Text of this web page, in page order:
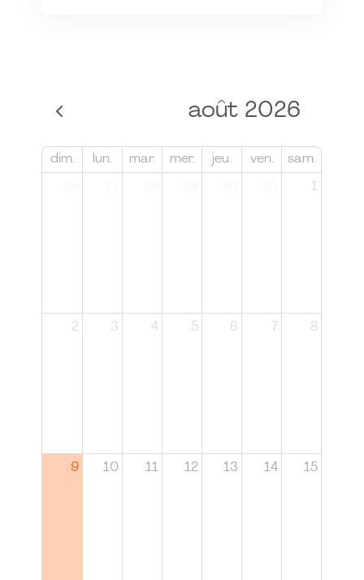
août 2026
dim. lun. mar. mer. jeu. ven. sam.
1
2 3 4 5 6 7 8
9 10 11 12 13 14 15